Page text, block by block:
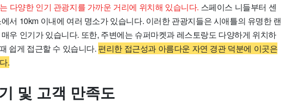
다양한 인기 관광지를 가까운 거리에 위치해 있습니다. 스페이스 니들부터 센
서 10km 이내에 여러 명소가 있습니다. 이러한 관광지들은 시애틀의 유명한 랜
우 인기가 있습니다. 또한, 주변에는 슈퍼마켓과 레스토랑도 다양하게 위치하
쉽게 접근할 수 있습니다. 편리한 접근성과 아름다운 자연 경관 덕분에 이곳은
.
및 고객 만족도